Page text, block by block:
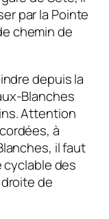
par la Pointe
chemin de
depuis la
Blanches
Attention
à
il faut
cyclable des
de